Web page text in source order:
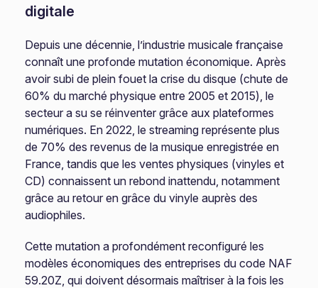
digitale
Depuis une décennie, l’industrie musicale française
connaît une profonde mutation économique. Après
avoir subi de plein fouet la crise du disque (chute de
60% du marché physique entre 2005 et 2015), le
secteur a su se réinventer grâce aux plateformes
numériques. En 2022, le streaming représente plus
de 70% des revenus de la musique enregistrée en
France, tandis que les ventes physiques (vinyles et
CD) connaissent un rebond inattendu, notamment
grâce au retour en grâce du vinyle auprès des
audiophiles.
Cette mutation a profondément reconfiguré les
modèles économiques des entreprises du code NAF
59.20Z, qui doivent désormais maîtriser à la fois les